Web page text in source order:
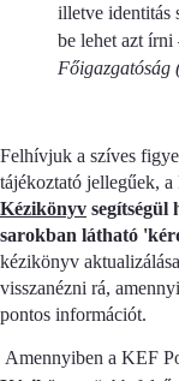
illetve identitás
be lehet azt írni
Főigazgatóság
Felhívjuk a szíves
tájékoztató jellegűek,
Kézikönyv segítségül
sarokban látható
kézikönyv
visszanézni rá,
pontos információt.
Amennyiben a KEF